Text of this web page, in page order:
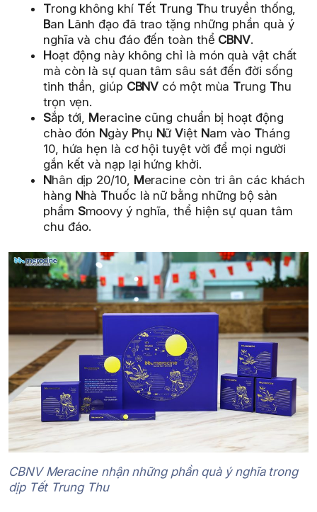
Trong không khí Tết Trung Thu truyền thống,
Ban Lãnh đạo đã trao tặng những phần quà ý
nghĩa và chu đáo đến toàn thể CBNV.
Hoạt động này không chỉ là món quà vật chất
mà còn là sự quan tâm sâu sát đến đời sống
tinh thần, giúp CBNV có một mùa Trung Thu
trọn vẹn.
Sắp tới, Meracine cũng chuẩn bị hoạt động
chào đón Ngày Phụ NữViệt Nam vào Tháng
10, hứa hẹn là cơ hội tuyệt vời để mọi người
gắn kết và nạp lại hứng khởi.
Nhân dịp 20/10, Meracine còn tri ân các khách
hàng Nhà Thuốc là nữ bằng những bộ sản
phẩm Smoovy ý nghĩa, thể hiện sự quan tâm
chu đáo.
CBNV Meracine nhận những phần quà ý nghĩa trong
dịp Tết Trung Thu